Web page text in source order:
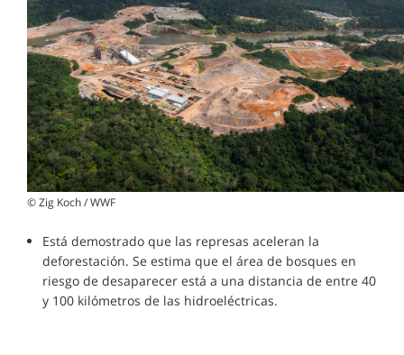
© Zig Koch / WWF
Está demostrado que las represas aceleran la
deforestación. Se estima que el área de bosques en
riesgo de desaparecer está a una distancia de entre 40
y 100 kilómetros de las hidroeléctricas.